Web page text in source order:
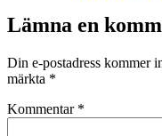
Lämna en
Din e-postadress kommer
märkta *
Kommentar *